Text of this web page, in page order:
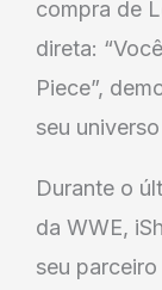
compra de
direta:
Piece”,
seu
Durante o
da WWE,
seu